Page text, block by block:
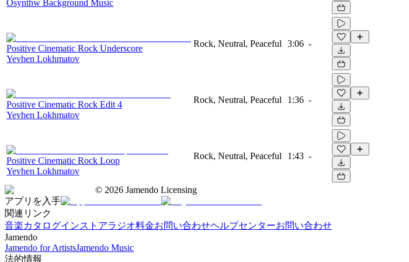
Osynthw Background Music
Positive Cinematic Rock Underscore
Yevhen Lokhmatov
Rock, Neutral, Peaceful 3:06 -
Positive Cinematic Rock Edit 4
Yevhen Lokhmatov
Rock, Neutral, Peaceful 1:36 -
Positive Cinematic Rock Loop
Yevhen Lokhmatov
Rock, Neutral, Peaceful 1:43 -
© 2026 Jamendo Licensing
アプリを入手
関連リンク
音楽カタログインストアラジオ料金お問い合わせヘルプセンターお問い合わせ
Jamendo
Jamendo for ArtistsJamendo Music
法的情報